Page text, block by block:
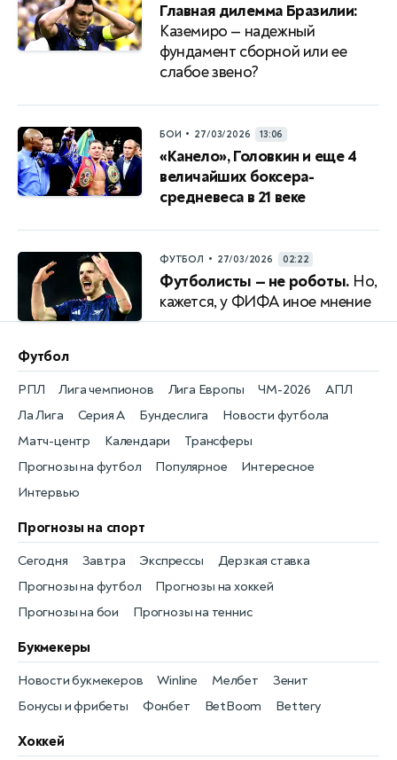
Главная дилемма Бразилии:
Каземиро — надежный
фундамент сборной или ее
слабое звено?
БОИ • 27/03/2026 13:06
«Канело», Головкин и еще 4
величайших боксера-
средневеса в 21 веке
ФУТБОЛ • 27/03/2026 02:22
Футболисты — не роботы. Но,
кажется, у ФИФА иное мнение
Футбол
Новости футбола
РПЛ
Матч-центр
Лига чемпионов
Календари
Лига Европы
Трансферы
ЧМ-2026
Прогнозы на футбол
АПЛ
Популярное
Ла Лига
Интересное
Серия А
Интервью
Бундеслига
Прогнозы на спорт
Прогнозы на футбол
Сегодня
Прогнозы на хоккей
Завтра
Прогнозы на бои
Экспрессы
Прогнозы на теннис
Дерзкая ставка
Букмекеры
Бонусы и фрибеты
Новости букмекеров
Фонбет
Winline
BetBoom
Мелбет
Bettery
Зенит
Хоккей